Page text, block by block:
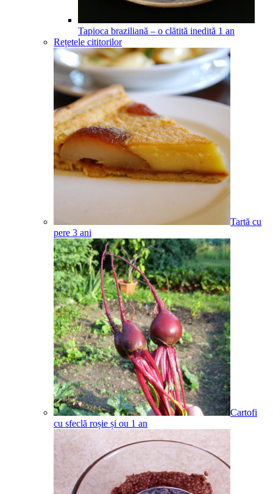
Tapioca braziliană – o clătită inedită 1 an
Rețetele cititorilor
Tartă cu
pere 3 ani
Cartofi
cu sfeclă roșie și ou 1 an